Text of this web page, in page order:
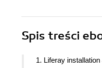
Spis treści
1. Liferay